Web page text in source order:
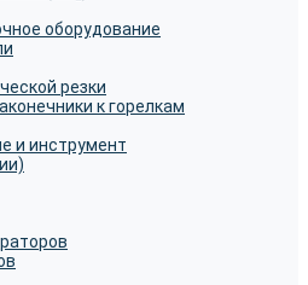
оборудование
резки
к горелкам
и инструмент